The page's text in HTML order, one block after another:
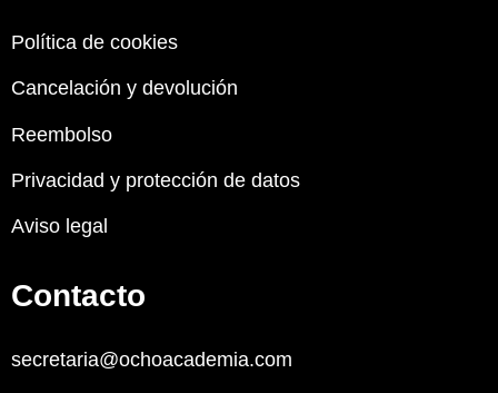
Política de cookies
Cancelación y devolución
Reembolso
Privacidad y protección de datos
Aviso legal
Contacto
secretaria@ochoacademia.com